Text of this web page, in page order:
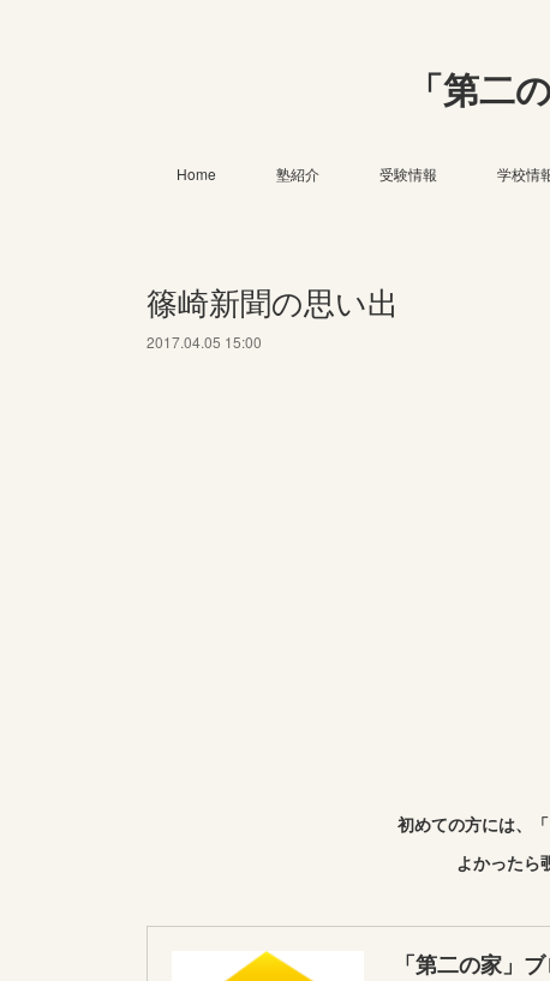
「第二
Home 塾紹介 受験情報 学校情
篠崎新聞の思い出
2017.04.05 15:00
初めての方には、
よかったら
「第二の家」